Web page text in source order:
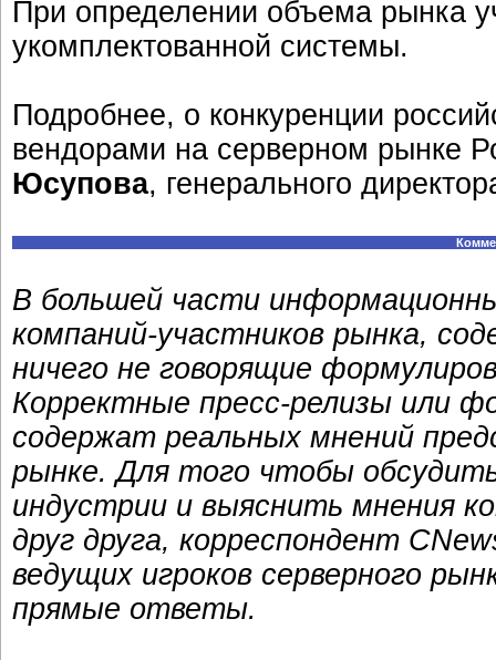
При определении объема рынка
укомплектованной системы.
Подробнее, о конкуренции
вендорами на серверном рынке
Юсупова, генерального
В большей части
компаний-участников рынка,
ничего не говорящие
Корректные пресс-релизы или
содержат реальных мнений
рынке. Для того чтобы
индустрии и выяснить мнения
друг друга, корреспондент
ведущих игроков серверного
прямые ответы.